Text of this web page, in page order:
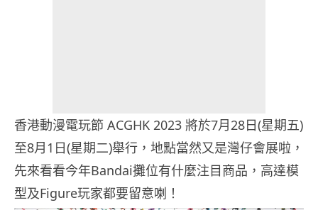
香港動漫電玩節 ACGHK 2023 將於7月28日(星期五)
至8月1日(星期二)舉行，地點當然又是灣仔會展啦，
先來看看今年Bandai攤位有什麼注目商品，高達模
型及Figure玩家都要留意喇！